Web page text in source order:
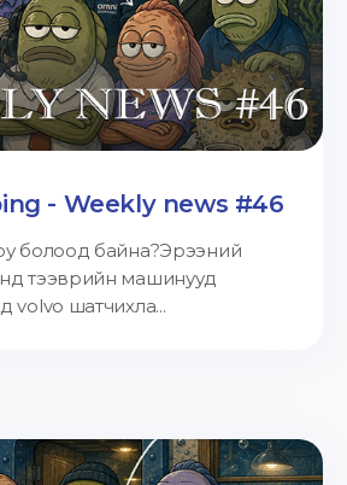
- Weekly news #46
болоод байна?Эрээний
тээврийн машинууд
volvo шатчихла...